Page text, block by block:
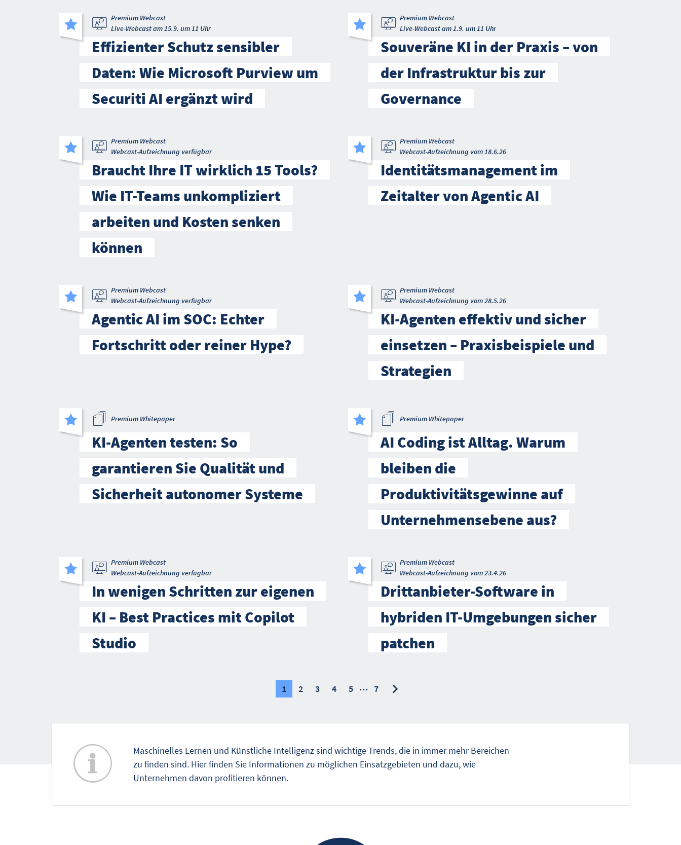
Premium Webcast
Live-Webcast am 15.9. um 11 Uhr
Effizienter Schutz sensibler
Daten: Wie Microsoft Purview um
Securiti AI ergänzt wird
Premium Webcast
Live-Webcast am 1.9. um 11 Uhr
Souveräne KI in der Praxis – von
der Infrastruktur bis zur
Governance
Premium Webcast
Webcast-Aufzeichnung verfügbar
Braucht Ihre IT wirklich 15 Tools?
Wie IT-Teams unkompliziert
arbeiten und Kosten senken
können
Premium Webcast
Webcast-Aufzeichnung vom 18.6.26
Identitätsmanagement im
Zeitalter von Agentic AI
Premium Webcast
Webcast-Aufzeichnung verfügbar
Agentic AI im SOC: Echter
Fortschritt oder reiner Hype?
Premium Webcast
Webcast-Aufzeichnung vom 28.5.26
KI-Agenten effektiv und sicher
einsetzen – Praxisbeispiele und
Strategien
Premium Whitepaper
KI-Agenten testen: So
garantieren Sie Qualität und
Sicherheit autonomer Systeme
Premium Whitepaper
AI Coding ist Alltag. Warum
bleiben die
Produktivitätsgewinne auf
Unternehmensebene aus?
Premium Webcast
Webcast-Aufzeichnung verfügbar
In wenigen Schritten zur eigenen
KI – Best Practices mit Copilot
Studio
Premium Webcast
Webcast-Aufzeichnung vom 23.4.26
Drittanbieter-Software in
hybriden IT-Umgebungen sicher
patchen
1 2 3 4 5 … 7nächste
Maschinelles Lernen und Künstliche Intelligenz sind wichtige Trends, die in immer mehr Bereichen
zu finden sind. Hier finden Sie Informationen zu möglichen Einsatzgebieten und dazu, wie
Unternehmen davon profitieren können.